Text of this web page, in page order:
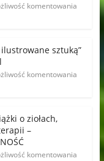
komentowania
sztuką”
komentowania
o ziołach,
–
komentowania